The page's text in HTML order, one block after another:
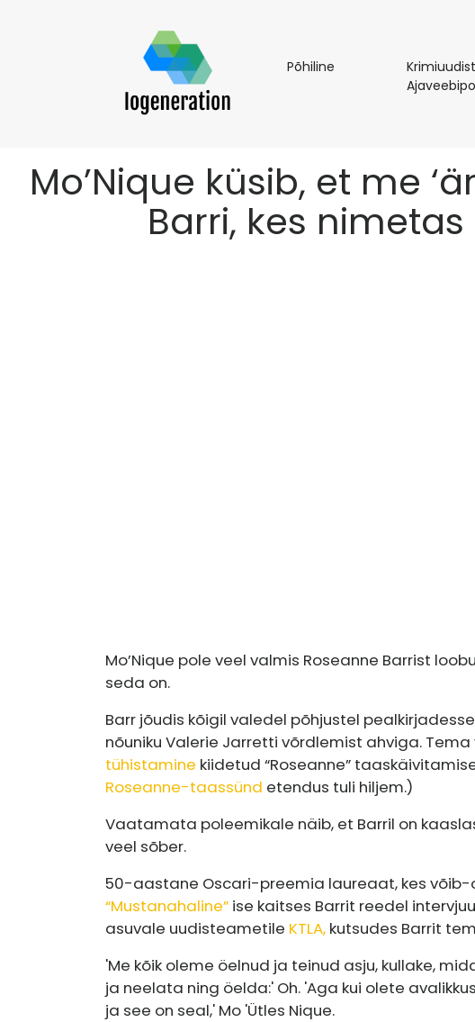
PõhilinePõhiline
Mo’Nique küsib, et me
Barri, kes
Mo’Nique pole veel valmis Roseanne Barrist
seda on.
Barr jõudis kõigil valedel põhjustel
nõuniku Valerie Jarretti võrdlemist ahviga.
tühistamine kiidetud “Roseanne”
Roseanne-taassünd etendus tuli hiljem.)
Vaatamata poleemikale näib, et Barril on
veel sõber.
50-aastane Oscari-preemia laureaat, kes
“Mustanahaline” ise kaitses Barrit reedel
asuvale uudisteametile KTLA, kutsudes Barrit
'Me kõik oleme öelnud ja teinud asju, kullake,
ja neelata ning öelda:' Oh. 'Aga kui olete
ja see on seal,' Mo 'Ütles Nique.